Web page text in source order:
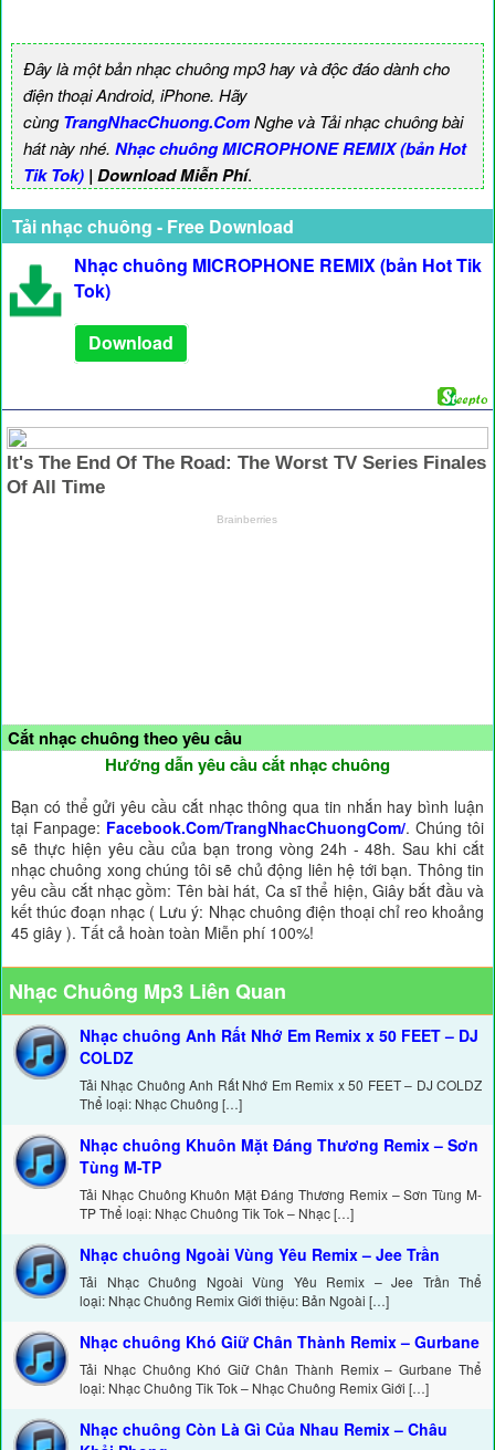
Đây là một bản nhạc chuông mp3 hay và độc đáo dành cho
điện thoại Android, iPhone. Hãy
cùngTrangNhacChuong.ComNghe và Tải nhạc chuông bài
hát này nhé. Nhạc chuông MICROPHONE REMIX (bản Hot
Tik Tok) | Download Miễn Phí.
Tải nhạc chuông - Free Download
Nhạc chuông MICROPHONE REMIX (bản Hot Tik
Tok)
Download
Cắt nhạc chuông theo yêu cầu
Hướng dẫn yêu cầu cắt nhạc chuông
Bạn có thể gửi yêu cầu cắt nhạc thông qua tin nhắn hay bình luận
tại Fanpage: Facebook.Com/TrangNhacChuongCom/. Chúng tôi
sẽ thực hiện yêu cầu của bạn trong vòng 24h - 48h. Sau khi cắt
nhạc chuông xong chúng tôi sẽ chủ động liên hệ tới bạn. Thông tin
yêu cầu cắt nhạc gồm: Tên bài hát, Ca sĩ thể hiện, Giây bắt đầu và
kết thúc đoạn nhạc ( Lưu ý: Nhạc chuông điện thoại chỉ reo khoảng
45 giây ). Tất cả hoàn toàn Miễn phí 100%!
Nhạc Chuông Mp3 Liên Quan
Nhạc chuông Anh Rất Nhớ Em Remix x 50 FEET – DJ
COLDZ
Tải Nhạc Chuông Anh Rất Nhớ Em Remix x 50 FEET – DJ COLDZ
Thể loại: Nhạc Chuông […]
Nhạc chuông Khuôn Mặt Đáng Thương Remix – Sơn
Tùng M-TP
Tải Nhạc Chuông Khuôn Mặt Đáng Thương Remix – Sơn Tùng M-
TP Thể loại: Nhạc Chuông Tik Tok – Nhạc […]
Nhạc chuông Ngoài Vùng Yêu Remix – Jee Trần
Tải Nhạc Chuông Ngoài Vùng Yêu Remix – Jee Trần Thể
loại: Nhạc Chuông Remix Giới thiệu: Bản Ngoài […]
Nhạc chuông Khó Giữ Chân Thành Remix – Gurbane
Tải Nhạc Chuông Khó Giữ Chân Thành Remix – Gurbane Thể
loại: Nhạc Chuông Tik Tok – Nhạc Chuông Remix Giới […]
Nhạc chuông Còn Là Gì Của Nhau Remix – Châu